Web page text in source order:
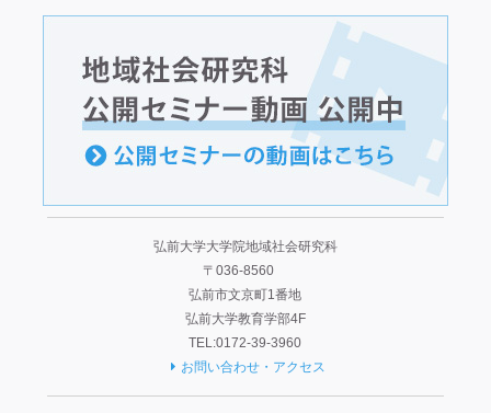
弘前大学大学院地域社会研究科
〒036-8560
弘前市文京町1番地
弘前大学教育学部4F
TEL:0172-39-3960
お問い合わせ・アクセス